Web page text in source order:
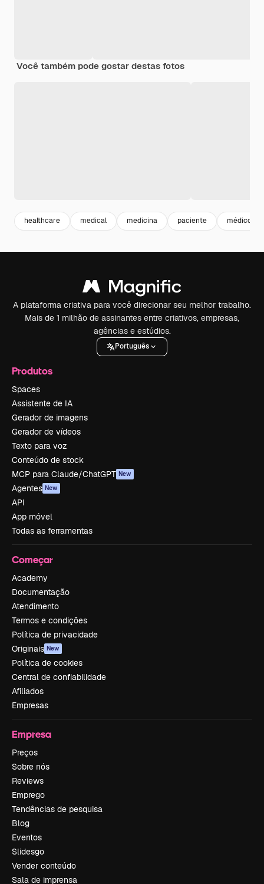
Você também pode gostar destas fotos
healthcare medical medicina paciente médico
A plataforma criativa para você direcionar seu melhor trabalho.
Mais de 1 milhão de assinantes entre criativos, empresas,
agências e estúdios.
Português
Produtos
Spaces
Assistente de IA
Gerador de imagens
Gerador de vídeos
Texto para voz
Conteúdo de stock
MCP para Claude/ChatGPT New
Agentes New
API
App móvel
Todas as ferramentas
Começar
Academy
Documentação
Atendimento
Termos e condições
Política de privacidade
Originais New
Política de cookies
Central de confiabilidade
Afiliados
Empresas
Empresa
Preços
Sobre nós
Reviews
Emprego
Tendências de pesquisa
Blog
Eventos
Slidesgo
Vender conteúdo
Sala de imprensa